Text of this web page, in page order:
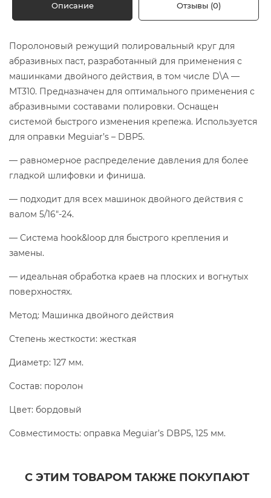
Описание Отзывы (0)
Поролоновый режущий полировальный круг для
абразивных паст, разработанный для применения с
машинками двойного действия, в том числе D\A —
МТ310. Предназначен для оптимального применения с
абразивными составами полировки. Оснащен
системой быстрого изменения крепежа. Используется
для оправки Meguiar’s – DBP5.
— равномерное распределение давления для более
гладкой шлифовки и финиша.
— подходит для всех машинок двойного действия с
валом 5/16″-24.
— Система hook&loop для быстрого крепления и
замены.
— идеальная обработка краев на плоских и вогнутых
поверхностях.
Метод: Машинка двойного действия
Степень жесткости: жесткая
Диаметр: 127 мм.
Состав: поролон
Цвет: бордовый
Совместимость: оправка Meguiar’s DBP5, 125 мм.
С ЭТИМ ТОВАРОМ ТАКЖЕ ПОКУПАЮТ